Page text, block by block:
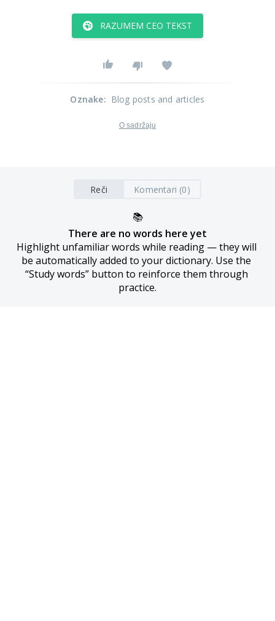
RAZUMEM CEO TEKST
Oznake: Blog posts and articles
O sadržaju
Reči Komentari (0)
📚
There are no words here yet
Highlight unfamiliar words while reading — they will
be automatically added to your dictionary. Use the
“Study words” button to reinforce them through
practice.